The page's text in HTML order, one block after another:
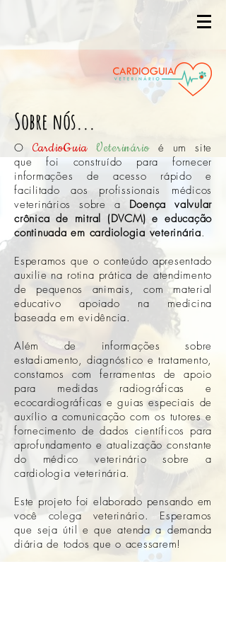
Sobre nós...
O CardioGuia Veterinário
é um site
que foi construído para fornecer
informações de acesso rápido e
facilitado aos profissionais médicos
veterinários sobre a Doença valvular
crônica de mitral (DVCM) e educação
continuada em cardiologia veterinária.
Esperamos que o conteúdo apresentado
auxilie na rotina prática de atendimento
de pequenos animais, com material
educativo apoiado na medicina
baseada em evidência.
Além de informações sobre
estadiamento, diagnóstico e tratamento,
constamos com ferramentas de apoio
para medidas radiográficas e
ecocardiográficas e guias especiais de
auxílio a comunicação com os tutores e
fornecimento de dados científicos para
aprofundamento e atualização constante
do médico veterinário sobre a
cardiologia veterinária.
Este projeto foi elaborado pensando em
você colega veterinário. Esperamos
que seja útil e que atenda a demanda
diária de todos que o acessarem!